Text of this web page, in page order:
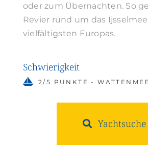
oder zum Übernachten. So
Revier rund um das
vielfältigsten Europas.
Schwierigkeit
2/5 PUNKTE -
Yachtsuche